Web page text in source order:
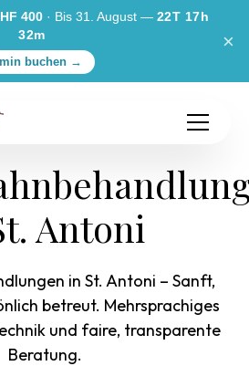
400 · Bis 31. August —22T 17h
32m
buchen →
×
Antoni
in St. Antoni – Sanft,
betreut. Mehrsprachiges
und faire, transparente
Beratung.